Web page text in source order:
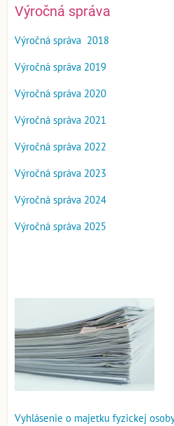
Výročná správa
Výročná správa 2018
Výročná správa 2019
Výročná správa 2020
Výročná správa 2021
Výročná správa 2022
Výročná správa 2023
Výročná správa 2024
Výročná správa 2025
Vyhlásenie o majetku fyzickej osoby